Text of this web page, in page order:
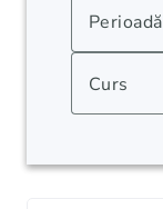
Perioadă
Curs